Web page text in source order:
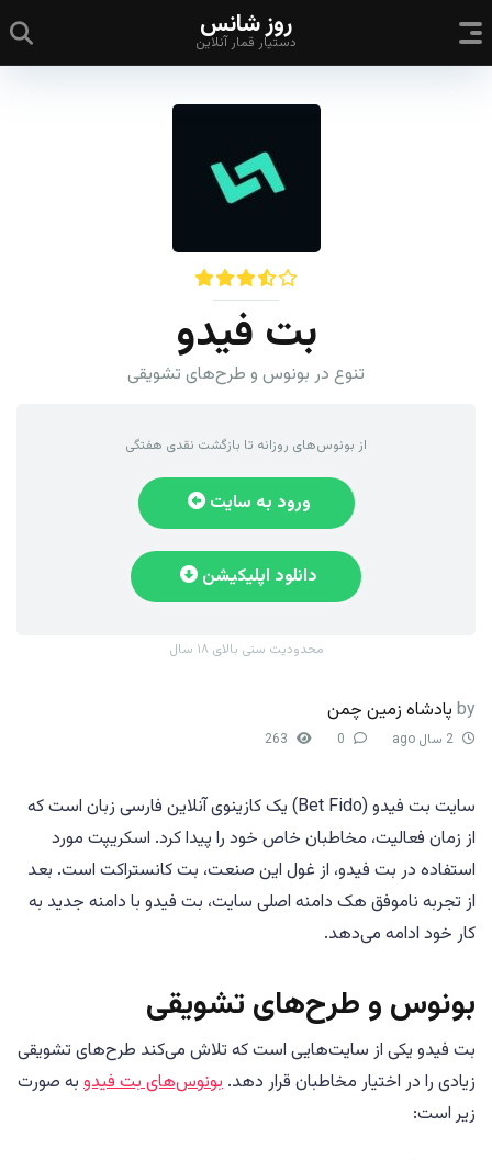
روز شانس
دستیار قمار آنلاین
بت فیدو
تنوع در بونوس و طرح‌های تشویقی
از بونوس‌های روزانه تا بازگشت نقدی هفتگی
ورود به سایت
دانلود اپلیکیشن
محدودیت سنی بالای ۱۸ سال
by پادشاه زمین چمن
سایت بت فیدو (Bet Fido) یک کازینوی آنلاین فارسی زبان است که
از زمان فعالیت، مخاطبان خاص خود را پیدا کرد. اسکریپت مورد
استفاده در بت فیدو، از غول این صنعت، بت کانستراکت است. بعد
از تجربه ناموفق هک دامنه اصلی سایت، بت فیدو با دامنه جدید به
کار خود ادامه می‌دهد.
بونوس و طرح‌های تشویقی
بت فیدو یکی از سایت‌هایی است که تلاش می‌کند طرح‌های تشویقی
زیادی را در اختیار مخاطبان قرار دهد. بونوس‌های بت فیدو به صورت
زیر است: